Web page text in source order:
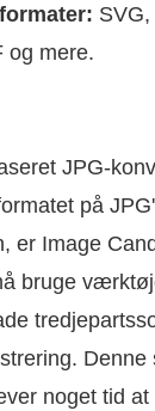
og mere.
JPG-
på
er Image
bruge
noget tid at